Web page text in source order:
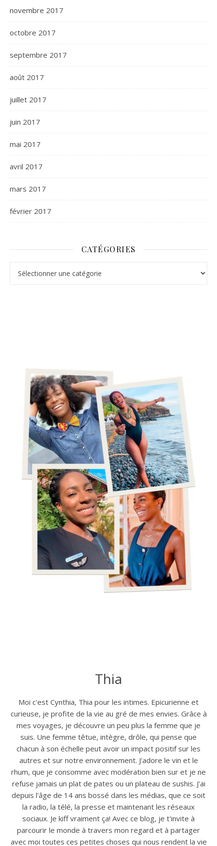
novembre 2017
octobre 2017
septembre 2017
août 2017
juillet 2017
juin 2017
mai 2017
avril 2017
mars 2017
février 2017
CATÉGORIES
Thia
Moi c'est Cynthia, Thia pour les intimes. Epicurienne et
curieuse, je profite de la vie au gré de mes envies. Grâce à
mes voyages, je découvre un peu plus la femme que je
suis. Une femme têtue, intègre, drôle, qui pense que
chacun à son échelle peut avoir un impact positif sur les
autres et sur notre environnement. J'adore le vin et le
rhum, que je consomme avec modération bien sur et je ne
refuse jamais un plat de pates ou un plateau de sushis. J'ai
depuis l'âge de 14 ans bossé dans les médias, que ce soit
la radio, la télé, la presse et maintenant les réseaux
sociaux. Je kiff vraiment ça! Avec ce blog, je t'invite à
parcourir le monde à travers mon regard et à partager
avec moi toutes ces petites choses qui nous rendent la vie